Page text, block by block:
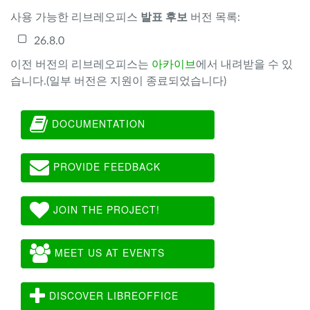
사용 가능한 리브레오피스 발표 후보 버전 목록:
26.8.0
이전 버전의 리브레오피스는 아카이브 에서 내려받을 수 있
습니다.(일부 버전은 지원이 종료되었습니다)
DOCUMENTATION
PROVIDE FEEDBACK
JOIN THE PROJECT!
MEET US AT EVENTS
DISCOVER LIBREOFFICE